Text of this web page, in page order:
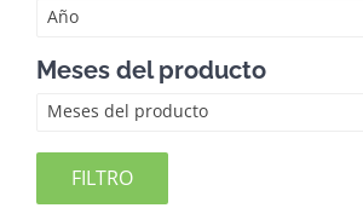
Año
Meses del producto
Meses del producto
FILTRO